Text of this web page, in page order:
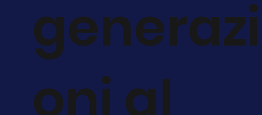
generazi
oni al